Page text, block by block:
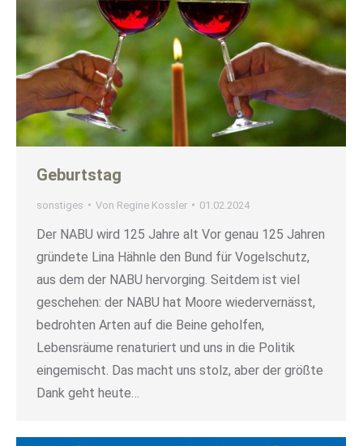
Geburtstag
sonstiges Von Regine Kossler 01.02.2024
Der NABU wird 125 Jahre alt Vor genau 125 Jahren
gründete Lina Hähnle den Bund für Vogelschutz,
aus dem der NABU hervorging. Seitdem ist viel
geschehen: der NABU hat Moore wiedervernässt,
bedrohten Arten auf die Beine geholfen,
Lebensräume renaturiert und uns in die Politik
eingemischt. Das macht uns stolz, aber der größte
Dank geht heute…